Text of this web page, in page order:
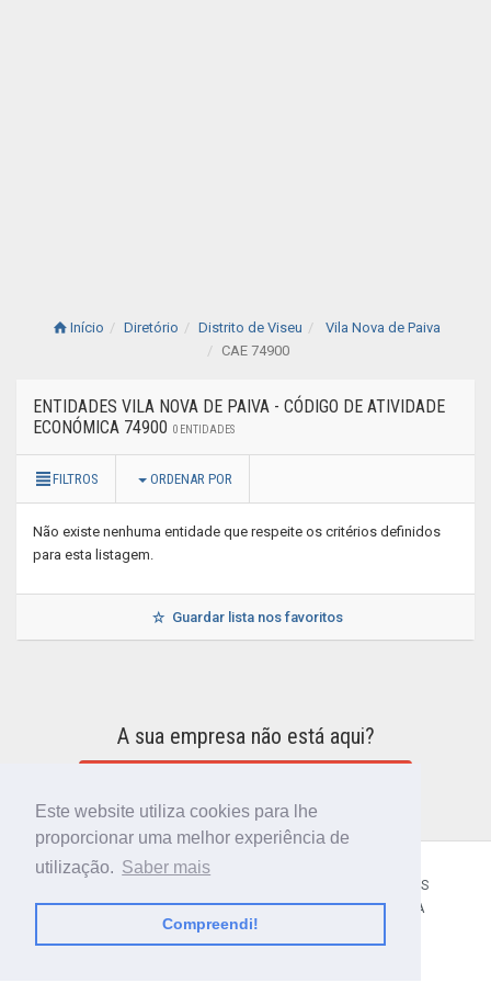
Este website utiliza cookies para lhe
proporcionar uma melhor experiência de
utilização. Saber mais
Compreendi!
Início Diretório Distrito de Viseu
Vila Nova de Paiva
CAE 74900
ENTIDADES VILA NOVA DE PAIVA - CÓDIGO DE ATIVIDADE
ECONÓMICA 74900 0 ENTIDADES
FILTROS ORDENAR POR
Não existe nenhuma entidade que respeite os critérios definidos
para esta listagem.
Guardar lista nos favoritos
A sua empresa não está aqui?
TERMOS E CONDIÇÕES
POLÍTICA DE PRIVACIDADE
CONTACTOS AJUDA